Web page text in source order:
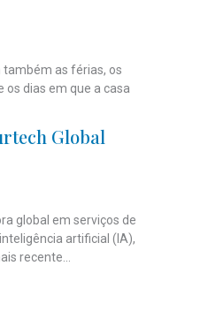
também as férias, os
dias em que a casa
Global
global em serviços de
artificial (IA),
recente...